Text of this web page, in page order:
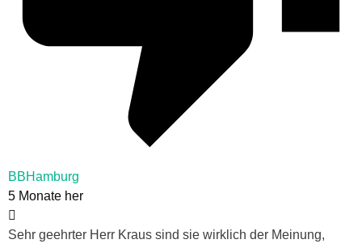
BBHamburg
5 Monate her
Sehr geehrter Herr Kraus sind sie wirklich der Meinung,